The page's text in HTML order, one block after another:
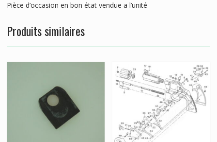
Pièce d’occasion en bon état vendue a l’unité
Produits similaires